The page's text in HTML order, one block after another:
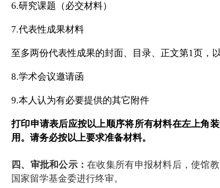
6.研究课题（必交材料）
7.代表性成果材料
至多两份代表性成果的封面、目录、正文第1页，
8.学术会议邀请函
9.本人认为有必要提供的其它附件
打印申请表后应按以上顺序将所有材料在左上角
用。请务必按以上要求准备材料。
四、审批和公示：在收集所有申报材料后，使馆
国家留学基金委进行终审。